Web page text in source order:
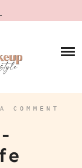
COMMENT